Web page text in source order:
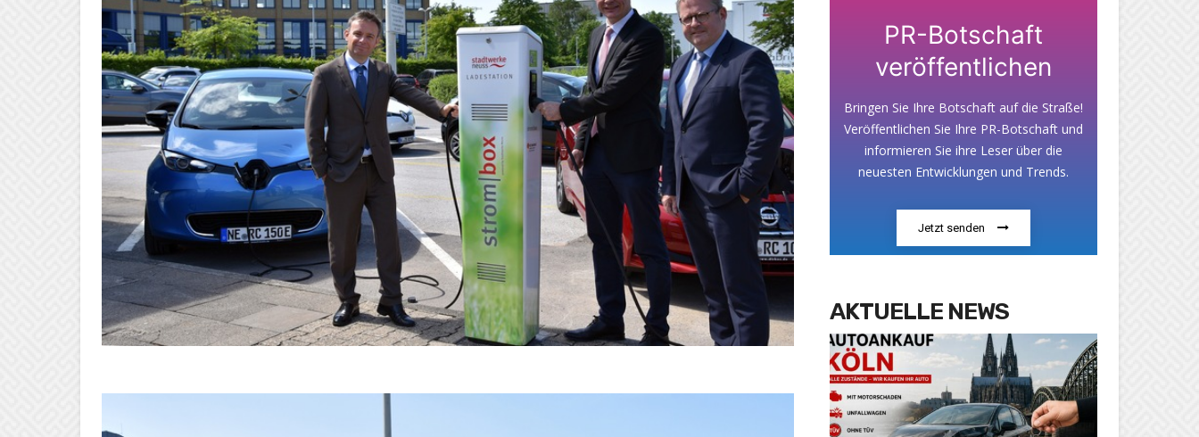
PR-Botschaft
veröffentlichen
Bringen Sie Ihre Botschaft auf die Straße!
Veröffentlichen Sie Ihre PR-Botschaft und
informieren Sie ihre Leser über die
neuesten Entwicklungen und Trends.
Jetzt senden
AKTUELLE NEWS